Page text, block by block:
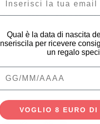
Affenzahn
59,95 €
Qual è la data di nascita
Inseriscila per ricevere
un regalo
VOGLIO 8 EURO DI